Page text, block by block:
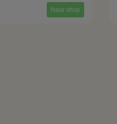
Naar shop